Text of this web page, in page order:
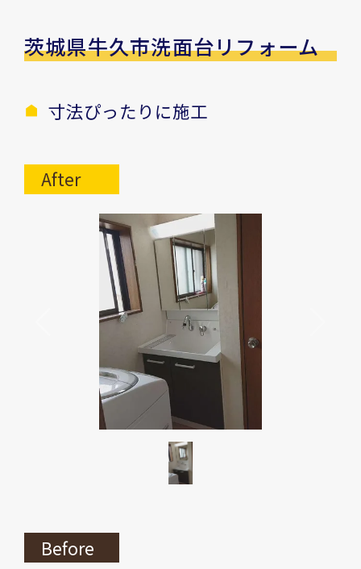
茨城県牛久市洗面台リフォーム
寸法ぴったりに施工
After
Before